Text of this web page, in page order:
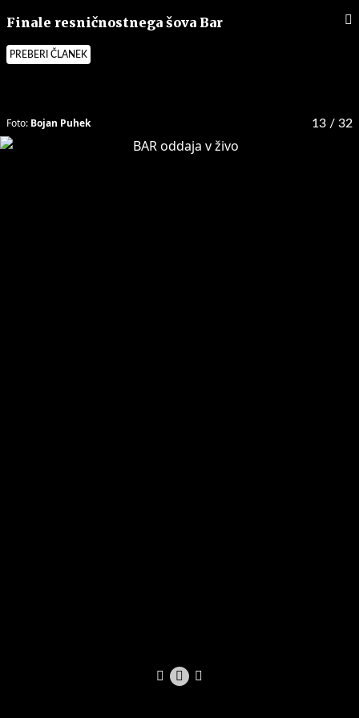
Finale resničnostnega šova Bar
PREBERI ČLANEK
13 / 32
Foto: Bojan Puhek